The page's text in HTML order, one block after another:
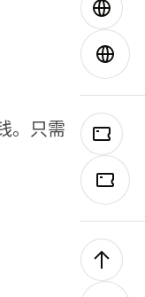
。只需